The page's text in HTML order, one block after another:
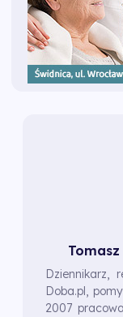
Dziennikarz,
Doba.pl,
2007